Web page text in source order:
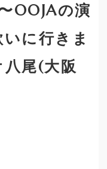
OOJAの演
に行きま
尾(大阪